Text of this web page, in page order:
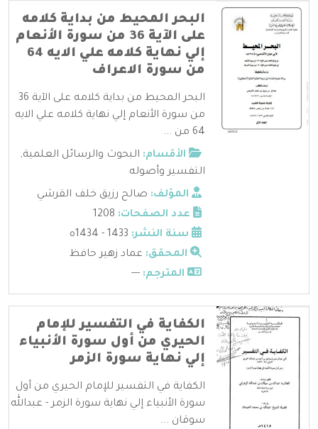
البحر المحيط من بداية كلامه
على الآية 36 من سورة الأنعام
إلي نهاية كلامه علي الايه 64
من سورة الاعراف
البحر المحيط من بداية كلامه على الآية 36
من سورة الأنعام إلي نهاية كلامه علي الايه
64 من ...
الأقسام: البحوث والرسائل العلمية,
التفسير وأصوله
المؤلف: صالح رزيق خلف القرشي
عدد الصفحات:
سنة النشر:
المحقق: عماد زهير حافظ
المترجم: ---
الكفاية في التفسير للإمام
الحيري من أول سورة الأنبياء
إلي نهاية سورة الزمر
الكفاية في التفسير للإمام الحيري من أول
سورة الأنبياء إلي نهاية سورة الزمر - عبدالله
سوقان ...